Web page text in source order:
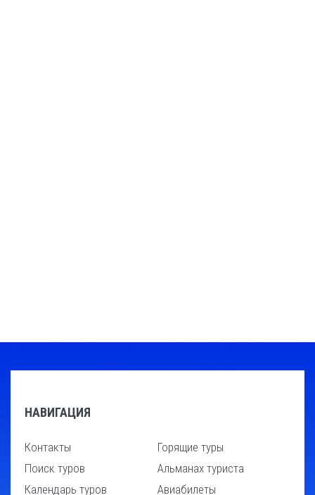
НАВИГАЦИЯ
Контакты
Поиск туров
Календарь туров
Горящие туры
Альманах туриста
Авиабилеты